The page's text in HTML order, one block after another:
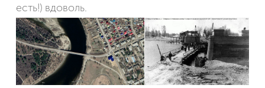
есть!) вдоволь.